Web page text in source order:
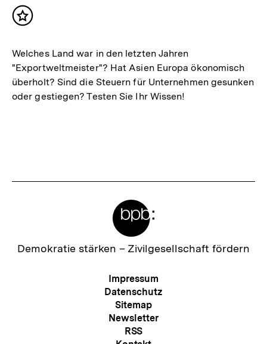
Inhalt
Welches Land war in den letzten Jahren
"Exportweltmeister"? Hat Asien Europa ökonomisch
überholt? Sind die Steuern für Unternehmen gesunken
oder gestiegen? Testen Sie Ihr Wissen!
Zur
Demokratie stärken – Zivilgesellschaft fördern
Meta-
Navigation
Impressum
Datenschutz
Sitemap
Newsletter
RSS